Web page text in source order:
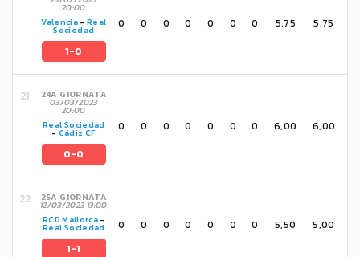
20:00
Valencia -Real
Sociedad
1-0
0 0 0 0 0 0 0 5,75 5,75
24A GIORNATA
03/03/2023
20:00
Real Sociedad
- Cádiz CF
0-0
0 0 0 0 0 0 0 6,00 6,00
25A GIORNATA
12/03/2023 13:00
RCD Mallorca -
Real Sociedad
1-1
0 0 0 0 0 0 0 5,50 5,00